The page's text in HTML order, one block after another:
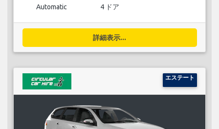
Automatic 4 ドア
詳細表示...
エステート